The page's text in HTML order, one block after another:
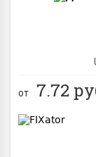
от 7.72